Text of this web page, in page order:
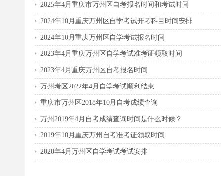
2025年4月重庆市万州区自考报名时间和考试时间
2024年10月重庆万州区自学考试开考科目时间安排
2024年10月重庆万州区自学考试报名时间
2023年4月重庆万州区自学考试准考证领取时间
2023年4月重庆万州区自考报名时间
万州考区2022年4月自学考试顺利结束
重庆市万州区2018年10月自考成绩查询
万州2019年4月自考成绩查询时间是什么时候？
2019年10月重庆万州自考准考证领取时间
2020年4月万州区自学考试考试安排